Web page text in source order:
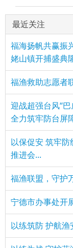
最近关注
福海扬帆共赢
姥山镇开捕盛典
福渔救助志愿者
迎战超强台风“
全力筑牢防台屏
以保促安 筑牢
推进会...
福渔联盟，守护
宁德市办事处开
以练筑防 护航渔